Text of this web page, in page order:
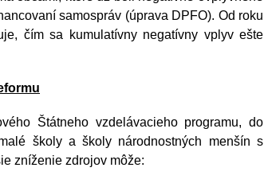
samospráv (úprava DPFO). Od roku
čím sa kumulatívny negatívny vplyv ešte
Štátneho vzdelávacieho programu, do
školy a školy národnostných menšín s
zníženie zdrojov môže: